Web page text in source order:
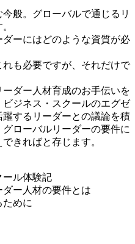
般。グローバルで通じるリ
ーにはどのような資質が必
も必要ですが、それだけで
ダー人材育成のお手伝いを
ジネス・スクールのエグゼ
するリーダーとの議論を積
ローバルリーダーの要件に
きればと存じます。
ール体験記
ダー人材の要件とは
ために